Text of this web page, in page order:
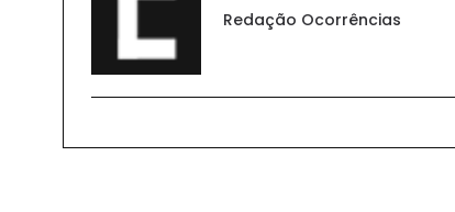
Redação Ocorrências